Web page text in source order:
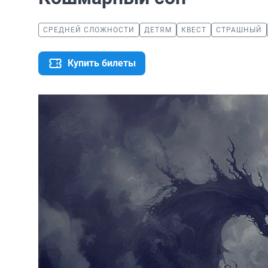
СРЕДНЕЙ СЛОЖНОСТИ ДЕТЯМ КВЕСТ СТРАШНЫЙ
Купить билеты